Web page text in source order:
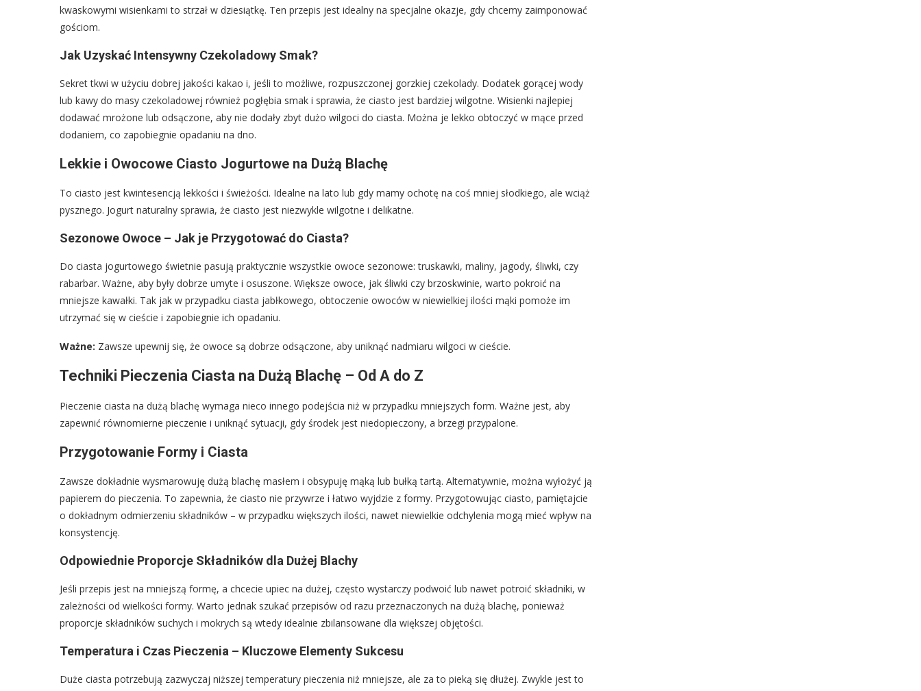
kwaskowymi wisienkami to strzał w dziesiątkę. Ten przepis jest idealny na specjalne okazje, gdy chcemy zaimponować
gościom.
Jak Uzyskać Intensywny Czekoladowy Smak?
Sekret tkwi w użyciu dobrej jakości kakao i, jeśli to możliwe, rozpuszczonej gorzkiej czekolady. Dodatek gorącej wody
lub kawy do masy czekoladowej również pogłębia smak i sprawia, że ciasto jest bardziej wilgotne. Wisienki najlepiej
dodawać mrożone lub odsączone, aby nie dodały zbyt dużo wilgoci do ciasta. Można je lekko obtoczyć w mące przed
dodaniem, co zapobiegnie opadaniu na dno.
Lekkie i Owocowe Ciasto Jogurtowe na Dużą Blachę
To ciasto jest kwintesencją lekkości i świeżości. Idealne na lato lub gdy mamy ochotę na coś mniej słodkiego, ale wciąż
pysznego. Jogurt naturalny sprawia, że ciasto jest niezwykle wilgotne i delikatne.
Sezonowe Owoce – Jak je Przygotować do Ciasta?
Do ciasta jogurtowego świetnie pasują praktycznie wszystkie owoce sezonowe: truskawki, maliny, jagody, śliwki, czy
rabarbar. Ważne, aby były dobrze umyte i osuszone. Większe owoce, jak śliwki czy brzoskwinie, warto pokroić na
mniejsze kawałki. Tak jak w przypadku ciasta jabłkowego, obtoczenie owoców w niewielkiej ilości mąki pomoże im
utrzymać się w cieście i zapobiegnie ich opadaniu.
Ważne: Zawsze upewnij się, że owoce są dobrze odsączone, aby uniknąć nadmiaru wilgoci w cieście.
Techniki Pieczenia Ciasta na Dużą Blachę – Od A do Z
Pieczenie ciasta na dużą blachę wymaga nieco innego podejścia niż w przypadku mniejszych form. Ważne jest, aby
zapewnić równomierne pieczenie i uniknąć sytuacji, gdy środek jest niedopieczony, a brzegi przypalone.
Przygotowanie Formy i Ciasta
Zawsze dokładnie wysmarowuję dużą blachę masłem i obsypuję mąką lub bułką tartą. Alternatywnie, można wyłożyć ją
papierem do pieczenia. To zapewnia, że ciasto nie przywrze i łatwo wyjdzie z formy. Przygotowując ciasto, pamiętajcie
o dokładnym odmierzeniu składników – w przypadku większych ilości, nawet niewielkie odchylenia mogą mieć wpływ na
konsystencję.
Odpowiednie Proporcje Składników dla Dużej Blachy
Jeśli przepis jest na mniejszą formę, a chcecie upiec na dużej, często wystarczy podwoić lub nawet potroić składniki, w
zależności od wielkości formy. Warto jednak szukać przepisów od razu przeznaczonych na dużą blachę, ponieważ
proporcje składników suchych i mokrych są wtedy idealnie zbilansowane dla większej objętości.
Temperatura i Czas Pieczenia – Kluczowe Elementy Sukcesu
Duże ciasta potrzebują zazwyczaj niższej temperatury pieczenia niż mniejsze, ale za to pieką się dłużej. Zwykle jest to